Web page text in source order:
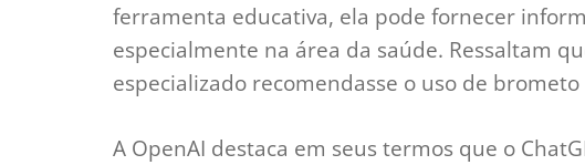
ferramenta educativa, ela pode fornecer
especialmente na área da saúde. Ressaltam
especializado recomendasse o uso de
A OpenAI destaca em seus termos que o